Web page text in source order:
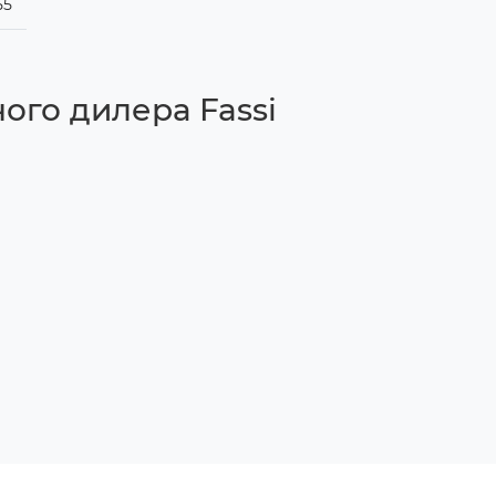
дилера Fassi